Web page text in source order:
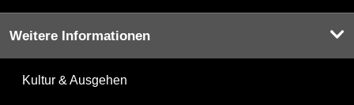
Weitere Informationen
Kultur & Ausgehen